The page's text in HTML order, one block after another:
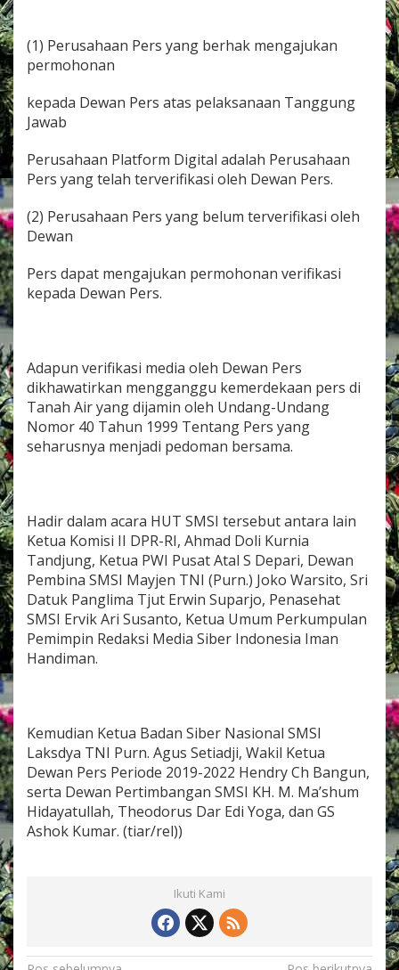
(1) Perusahaan Pers yang berhak mengajukan
permohonan
kepada Dewan Pers atas pelaksanaan Tanggung
Jawab
Perusahaan Platform Digital adalah Perusahaan
Pers yang telah terverifikasi oleh Dewan Pers.
(2) Perusahaan Pers yang belum terverifikasi oleh
Dewan
Pers dapat mengajukan permohonan verifikasi
kepada Dewan Pers.
Adapun verifikasi media oleh Dewan Pers
dikhawatirkan mengganggu kemerdekaan pers di
Tanah Air yang dijamin oleh Undang-Undang
Nomor 40 Tahun 1999 Tentang Pers yang
seharusnya menjadi pedoman bersama.
Hadir dalam acara HUT SMSI tersebut antara lain
Ketua Komisi II DPR-RI, Ahmad Doli Kurnia
Tandjung, Ketua PWI Pusat Atal S Depari, Dewan
Pembina SMSI Mayjen TNI (Purn.) Joko Warsito, Sri
Datuk Panglima Tjut Erwin Suparjo, Penasehat
SMSI Ervik Ari Susanto, Ketua Umum Perkumpulan
Pemimpin Redaksi Media Siber Indonesia Iman
Handiman.
Kemudian Ketua Badan Siber Nasional SMSI
Laksdya TNI Purn. Agus Setiadji, Wakil Ketua
Dewan Pers Periode 2019-2022 Hendry Ch Bangun,
serta Dewan Pertimbangan SMSI KH. M. Ma’shum
Hidayatullah, Theodorus Dar Edi Yoga, dan GS
Ashok Kumar. (tiar/rel))
Ikuti Kami